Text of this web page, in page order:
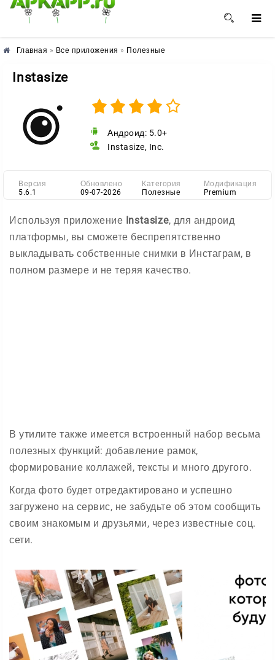
🌸 🌼 🌺
Главная » Все приложения » Полезные
Instasize
Андроид: 5.0+
Instasize, Inc.
Версия
5.6.1
Обновлено
09-07-2026
Категория
Полезные
Модификация
Premium
Используя приложение Instasize, для андроид
платформы, вы сможете беспрепятственно
выкладывать собственные снимки в Инстаграм, в
полном размере и не теряя качество.
В утилите также имеется встроенный набор весьма
полезных функций: добавление рамок,
формирование коллажей, тексты и много другого.
Когда фото будет отредактировано и успешно
загружено на сервис, не забудьте об этом сообщить
своим знакомым и друзьями, через известные соц.
сети.